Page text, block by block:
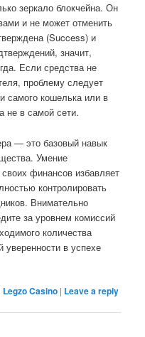
зеркало блокчейна. Он
и не может отменить
(Success) и
значит,
Если средства не
проблему следует
самого кошелька или в
не в самой сети.
— это базовый навык
Умение
финансов избавляет
контролировать
Внимательно
за уровнем комиссий
количества
уверенности в успехе
Legzo Casino | Leave a reply